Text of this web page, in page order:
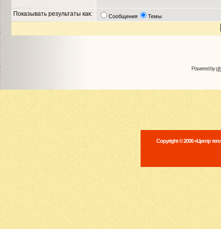
Показывать результаты как: Сообщения Темы
Powered by
Copyright © 2006 «Центр